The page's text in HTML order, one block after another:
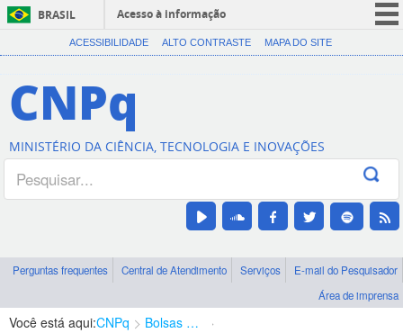
BRASIL
Acesso à informação
CORONAVÍRUS (COVID-19)
Canais
ACESSIBILIDADE ALTO CONTRASTE MAPA DO SITE
CNPq
MINISTÉRIO DA CIÊNCIA, TECNOLOGIA E INOVAÇÕES
Perguntas frequentes Central de Atendimento Serviços
E-mail do Pesquisador
Área de imprensa
Você está aqui:CNPq Bolsas e Auxílios Vigentes